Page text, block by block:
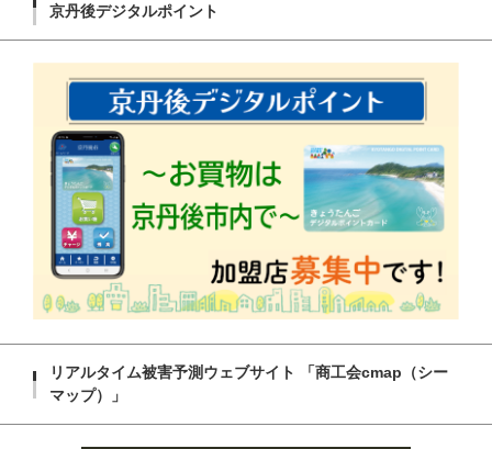
京丹後デジタルポイント
リアルタイム被害予測ウェブサイト 「商工会cmap（シー
マップ）」